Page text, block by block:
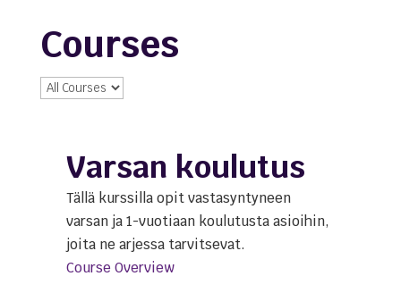
Courses
Varsan koulutus
Tällä kurssilla opit vastasyntyneen
varsan ja 1-vuotiaan koulutusta asioihin,
joita ne arjessa tarvitsevat.
Course Overview